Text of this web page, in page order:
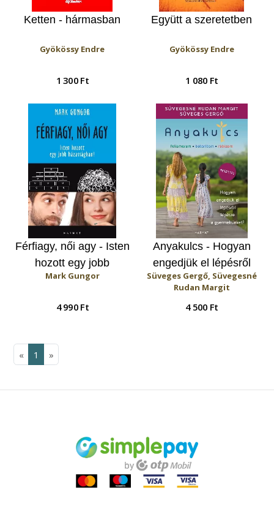
Ketten - hármasban
Gyökössy Endre
1 300 Ft
Együtt a szeretetben
Gyökössy Endre
1 080 Ft
Férfiagy, női agy - Isten
hozott egy jobb
házasságban!
Mark Gungor
4 990 Ft
Anyakulcs - Hogyan
engedjük el lépésről
lépésre a
gyermekünket?
Süveges Gergő, Süvegesné
Rudan Margit
4 500 Ft
« 1 »